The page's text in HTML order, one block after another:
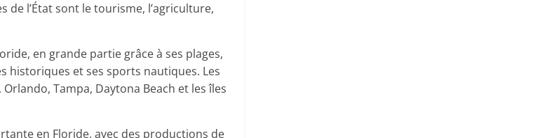
de l’État sont le tourisme, l’agriculture,
en grande partie grâce à ses plages,
historiques et ses sports nautiques. Les
Tampa, Daytona Beach et les îles
en Floride, avec des productions de